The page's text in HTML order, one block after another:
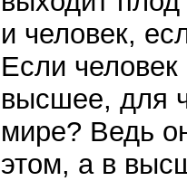
и человек,
Если
высшее, для
мире? Ведь
этом, а в